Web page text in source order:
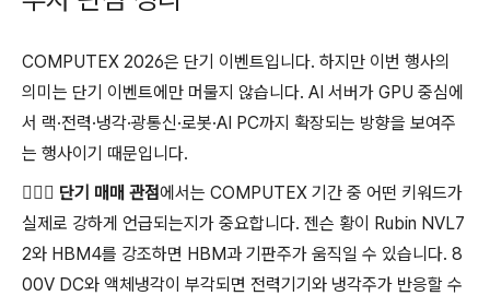
COMPUTEX 2026은 단기 이벤트입니다. 하지만 이번 행사의
의미는 단기 이벤트에만 머물지 않습니다. AI 서버가 GPU 중심에
서 랙·전력·냉각·광통신·로봇·AI PC까지 확장되는 방향을 보여주
는 행사이기 때문입니다.
🕵🏻‍♀️ 단기 매매 관점에서는 COMPUTEX 기간 중 어떤 키워드가
실제로 강하게 언급되는지가 중요합니다. 젠슨 황이 Rubin NVL7
2와 HBM4를 강조하면 HBM과 기판주가 움직일 수 있습니다. 8
00V DC와 액체냉각이 부각되면 전력기기와 냉각주가 반응할 수